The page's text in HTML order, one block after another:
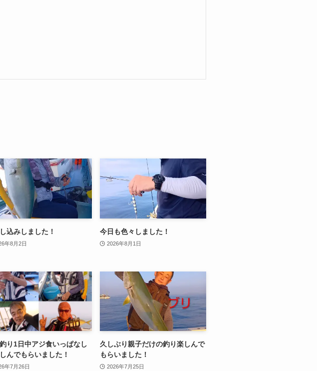
込みしました！
年8月2日
今日も色々しました！
2026年8月1日
り1日中アジ食いっぱなし
んでもらいました！
年7月26日
久しぶり親子だけの釣り楽しんで
もらいました！
2026年7月25日